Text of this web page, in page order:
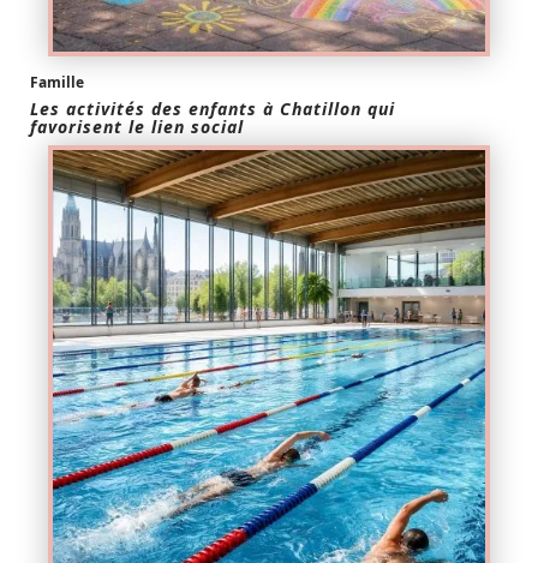
Famille
Les activités des enfants à Chatillon qui
favorisent le lien social